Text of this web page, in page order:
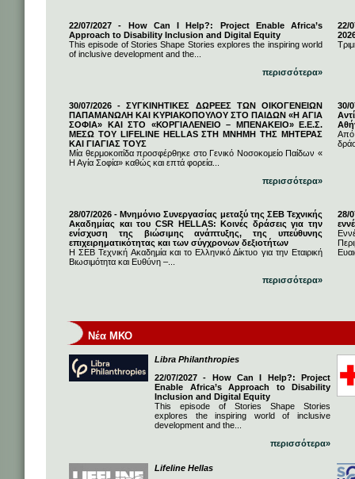
22/07/2027 - How Can I Help?: Project Enable Africa’s
Approach to Disability Inclusion and Digital Equity
This episode of Stories Shape Stories explores the inspiring world
of inclusive development and the...
περισσότερα»
22/
30/07/2026 - ΣΥΓΚΙΝΗΤΙΚΕΣ ΔΩΡΕΕΣ ΤΩΝ ΟΙΚΟΓΕΝΕΙΩΝ
ΠΑΠΑΜΑΝΩΛΗ ΚΑΙ ΚΥΡΙΑΚΟΠΟΥΛΟΥ ΣΤΟ ΠΑΙΔΩΝ «Η ΑΓΙΑ
ΣΟΦΙΑ» ΚΑΙ ΣΤΟ «ΚΟΡΓΙΑΛΕΝΕΙΟ – ΜΠΕΝΑΚΕΙΟ» Ε.Ε.Σ.
ΜΕΣΩ ΤΟΥ LIFELINE HELLAS ΣΤΗ ΜΝΗΜΗ ΤΗΣ ΜΗΤΕΡΑΣ
ΚΑΙ ΓΙΑΓΙΑΣ ΤΟΥΣ
Μία θερμοκοιτίδα προσφέρθηκε στο Γενικό Νοσοκομείο Παίδων «
Η Αγία Σοφία» καθώς και επτά φορεία...
περισσότερα»
30/
Από
28/07/2026 - Μνημόνιο Συνεργασίας μεταξύ της ΣΕΒ Τεχνικής
Ακαδημίας και του CSR HELLAS: Κοινές δράσεις για την
ενίσχυση της βιώσιμης ανάπτυξης, της υπεύθυνης
επιχειρηματικότητας και των σύγχρονων δεξιοτήτων
Η ΣΕΒ Τεχνική Ακαδημία και το Ελληνικό Δίκτυο για την Εταιρική
Βιωσιμότητα και Ευθύνη –...
περισσότερα»
28/
Νέα ΜΚΟ
Libra Philanthropies
22/07/2027 - How Can I Help?: Project
Enable Africa’s Approach to Disability
Inclusion and Digital Equity
This episode of Stories Shape Stories
explores the inspiring world of inclusive
development and the...
περισσότερα»
Lifeline Hellas